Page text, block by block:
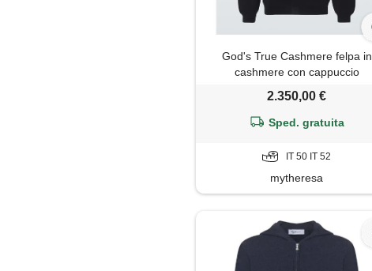
God's True Cashmere felpa in
cashmere con cappuccio
2.350,00 €
Sped. gratuita
IT 50 IT 52
mytheresa